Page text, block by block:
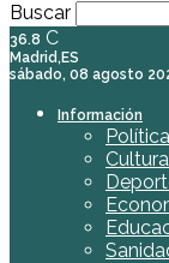
Buscar
36.8 C
Madrid,ES
sábado, 08 agosto
Información
Política
Cultura